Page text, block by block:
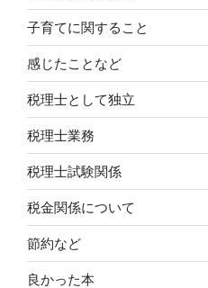
子育てに関すること
感じたことなど
税理士として独立
税理士業務
税理士試験関係
税金関係について
節約など
良かった本